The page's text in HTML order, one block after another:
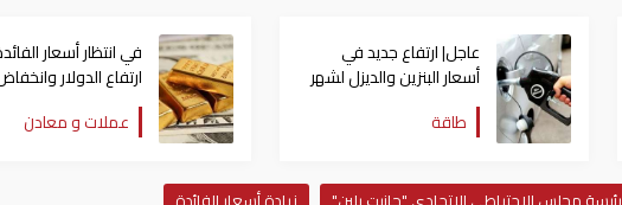
عاجل| ارتفاع جديد في
أسعار البنزين والديزل لشهر
أغسطس في الإمارات
طاقة
في انتظار أسعار
ارتفاع الدولار
الذهب
عملات و معادن